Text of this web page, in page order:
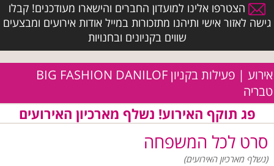
הצטרפו אלינו למועדון החברים והישארו מעודכנים! קבלו
גישה לאזור אישי ותיהנו מתזכורות במייל אודות אירועים ומבצעים
שווים בקניונים ובחנויות
אירוע | פעילות בקניון BIG FASHION DANILOF
טבריה
פג תוקף האירוע! נשלף מארכיון האירועים
סרט לכל המשפחה
(נשלף מארכיון האירועים)